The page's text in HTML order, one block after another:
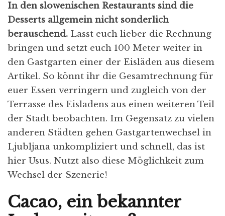
In den slowenischen Restaurants sind die
Desserts allgemein nicht sonderlich
berauschend. Lasst euch lieber die Rechnung
bringen und setzt euch 100 Meter weiter in
den Gastgarten einer der Eisläden aus diesem
Artikel. So könnt ihr die Gesamtrechnung für
euer Essen verringern und zugleich von der
Terrasse des Eisladens aus einen weiteren Teil
der Stadt beobachten. Im Gegensatz zu vielen
anderen Städten gehen Gastgartenwechsel in
Ljubljana unkompliziert und schnell, das ist
hier Usus. Nutzt also diese Möglichkeit zum
Wechsel der Szenerie!
Cacao, ein bekannter